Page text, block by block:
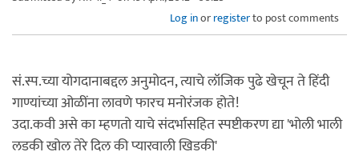
Log inorregisterto post comments
सं.स्प.च्या योगदानाबद्दल अनुमोदन, त्याचे लॉजिक पुढे खेचून ते हिंदी
गाण्यांच्या ओळींना लावणे फारच मनोरंजक होते!
उदा.कवी असे का म्हणतो याचे संदर्भासहित स्पष्टीकरण द्या 'भोली भाली
लडकी खोल तेरे दिल की प्यारवाली खिडकी'